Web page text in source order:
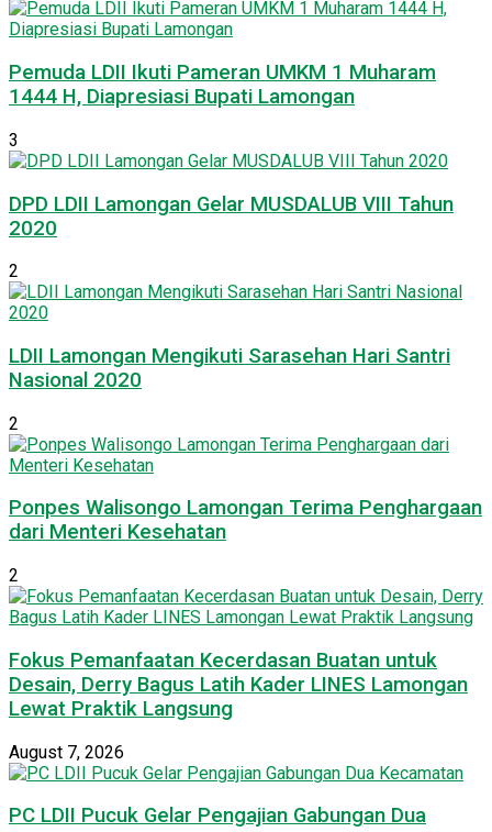
Pemuda LDII Ikuti Pameran UMKM 1 Muharam
1444 H, Diapresiasi Bupati Lamongan
3
DPD LDII Lamongan Gelar MUSDALUB VIII Tahun
2020
2
LDII Lamongan Mengikuti Sarasehan Hari Santri
Nasional 2020
2
Ponpes Walisongo Lamongan Terima Penghargaan
dari Menteri Kesehatan
2
Fokus Pemanfaatan Kecerdasan Buatan untuk
Desain, Derry Bagus Latih Kader LINES Lamongan
Lewat Praktik Langsung
August 7, 2026
PC LDII Pucuk Gelar Pengajian Gabungan Dua